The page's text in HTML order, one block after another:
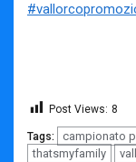
Post Views: 8
Tags: campionato
thatsmyfamily